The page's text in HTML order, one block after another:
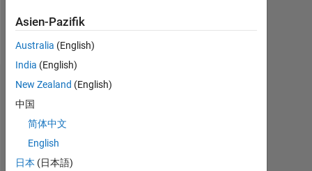
Spoken
Languages:
Dashboard
Statistik
All MATLAB Answers
Asien-Pazifik
Australia (English)
India (English)
New Zealand (English)
中国
简体中文
English
日本 (日本語)